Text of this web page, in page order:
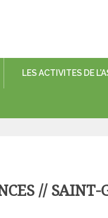
LES ACTIVITES DE
// SAINT-